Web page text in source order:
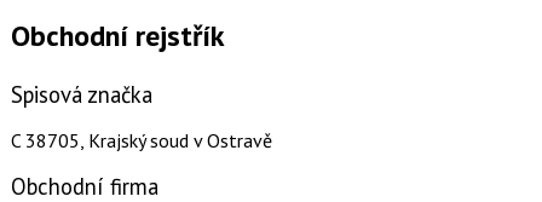
Obchodní rejstřík
Spisová značka
C 38705, Krajský soud v Ostravě
Obchodní firma